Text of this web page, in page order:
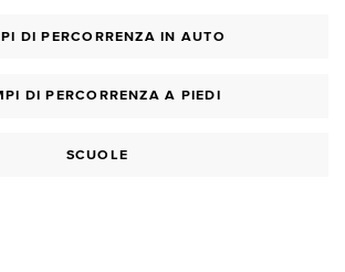
DI PERCORRENZA IN AUTO
DI PERCORRENZA A PIEDI
SCUOLE